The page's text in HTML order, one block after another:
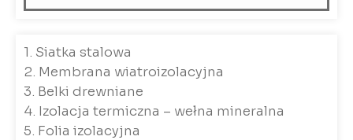
1. Siatka stalowa
2. Membrana wiatroizolacyjna
3. Belki drewniane
4. Izolacja termiczna – wełna mineralna
5. Folia izolacyjna